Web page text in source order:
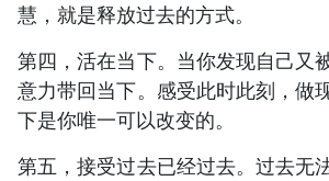
慧，就是释放过去的方式。
第四，活在当下。当你发现自己又
意力带回当下。感受此时此刻，做
下是你唯一可以改变的。
第五，接受过去已经过去。过去无